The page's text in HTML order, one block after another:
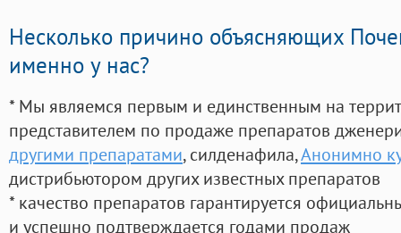
Несколько причино объясняющих
именно у нас?
* Мы являемся первым и единственным на
представителем по продаже препаратов
другими препаратами, силденафила,Анонимно
дистрибьютором других известных препаратов
* качество препаратов гарантируется
и успешно подтверждается годами продаж